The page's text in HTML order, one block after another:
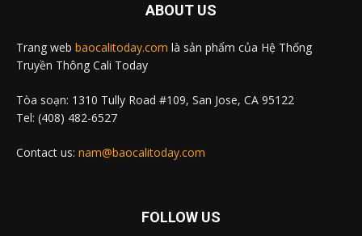
ABOUT US
Trang web baocalitoday.com là sản phẩm của Hệ Thống
Truyền Thông Cali Today
Tòa soạn: 1310 Tully Road #109, San Jose, CA 95122
Tel: (408) 482-6527
Contact us: nam@baocalitoday.com
FOLLOW US